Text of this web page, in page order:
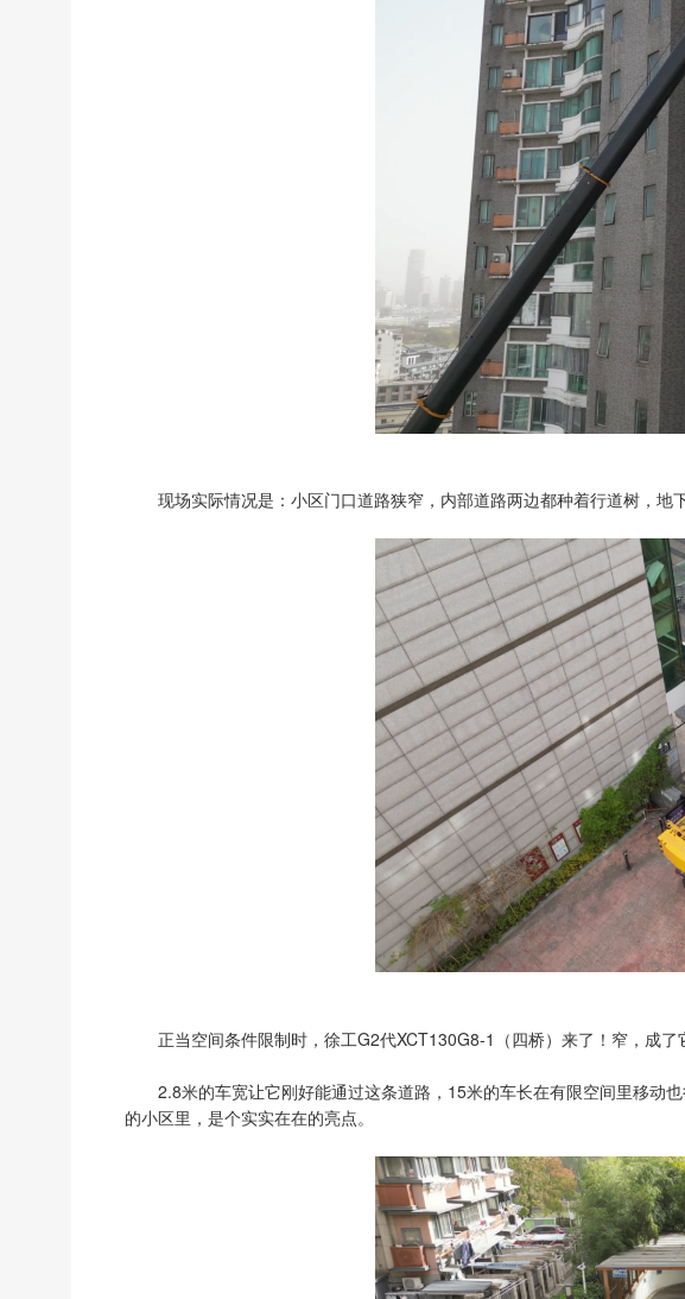
现场实际情况是：小区门口道路狭窄，内部道路两边都种着行道树，地
正当空间条件限制时，徐工G2代XCT130G8-1（四桥）来了！窄，成了
2.8米的车宽让它刚好能通过这条道路，15米的车长在有限空间里移
的小区里，是个实实在在的亮点。